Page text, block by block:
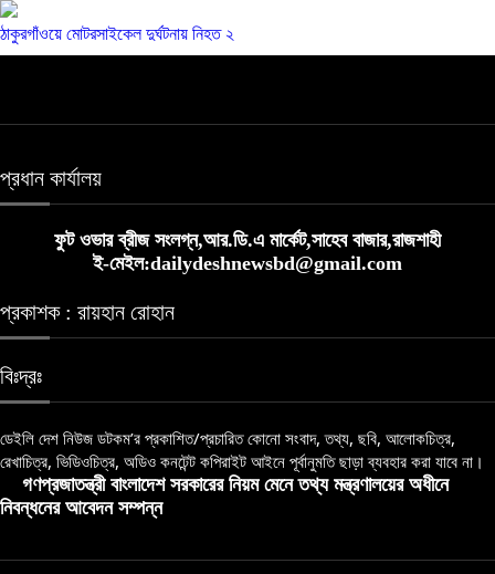
ঠাকুরগাঁওয়ে মোটরসাইকেল দুর্ঘটনায় নিহত ২
প্রধান কার্যালয়
ফুট ওভার ব্রীজ সংলগ্ন,আর.ডি.এ মার্কেট,সাহেব বাজার,রাজশাহী
ই-মেইল:dailydeshnewsbd@gmail.com
প্রকাশক : রায়হান রোহান
বিঃদ্রঃ
ডেইলি দেশ নিউজ ডটকম’র প্রকাশিত/প্রচারিত কোনো সংবাদ, তথ্য, ছবি, আলোকচিত্র,
রেখাচিত্র, ভিডিওচিত্র, অডিও কনটেন্ট কপিরাইট আইনে পূর্বানুমতি ছাড়া ব্যবহার করা যাবে না।
গণপ্রজাতন্ত্রী বাংলাদেশ সরকারের নিয়ম মেনে তথ্য মন্ত্রণালয়ের অধীনে
নিবন্ধনের আবেদন সম্পন্ন